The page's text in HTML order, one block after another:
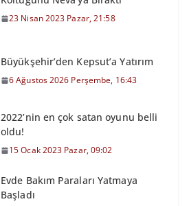
23 Nisan 2023 Pazar, 21:58
Büyükşehir’den Kepsut’a Yatırım
6 Ağustos 2026 Perşembe, 16:43
2022’nin en çok satan oyunu belli
oldu!
15 Ocak 2023 Pazar, 09:02
Evde Bakım Paraları Yatmaya
Başladı